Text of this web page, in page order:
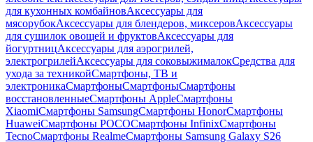
для кухонных комбайновАксессуары для
мясорубокАксессуары для блендеров, миксеровАксессуары
для сушилок овощей и фруктовАксессуары для
йогуртницАксессуары для аэрогрилей,
электрогрилейАксессуары для соковыжималокСредства для
ухода за техникойСмартфоны, ТВ и
электроникаСмартфоныСмартфоныСмартфоны
восстановленныеСмартфоны AppleСмартфоны
XiaomiСмартфоны SamsungСмартфоны HonorСмартфоны
HuaweiСмартфоны POCOСмартфоны InfinixСмартфоны
TecnoСмартфоны RealmeСмартфоны Samsung Galaxy S26